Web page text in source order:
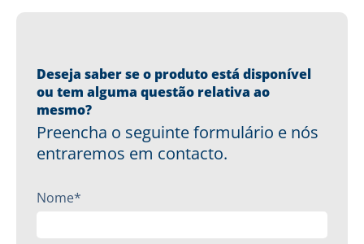
Deseja saber se o produto está disponível
ou tem alguma questão relativa ao
mesmo?
Preencha o seguinte formulário e nós
entraremos em contacto.
Nome*